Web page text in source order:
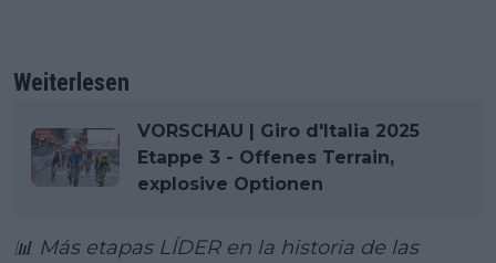
Weiterlesen
VORSCHAU | Giro d'Italia 2025
Etappe 3 - Offenes Terrain,
explosive Optionen
📊 Más etapas LÍDER en la historia de las